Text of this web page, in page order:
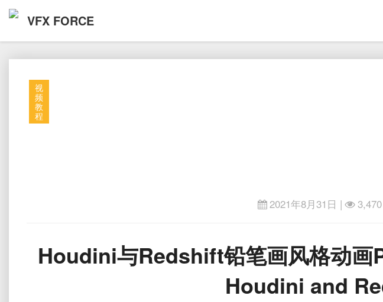
VFX FORCE
视
频
教
程
2021年8月31日 |
Houdini
与
Redshift
铅
Houdini与Redshift铅笔画风格动
Houdini and